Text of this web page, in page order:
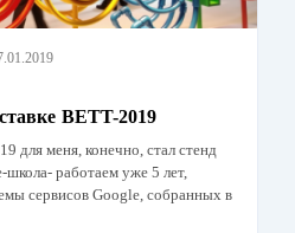
BETT-2019
для меня, конечно, стал стенд
работаем уже 5 лет,
сервисов Google, собранных в